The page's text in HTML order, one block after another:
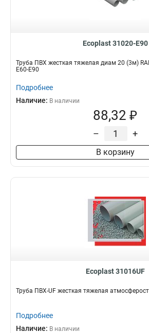
Ecoplast 31020-E90
Труба ПВХ жесткая тяжелая диам 20 (3м)
E60-E90
Подробнее
Наличие: В наличии
88,32 ₽
– +
В корзину
Ecoplast 31016UF
Труба ПВХ-UF жесткая тяжелая
Подробнее
Наличие: В наличии